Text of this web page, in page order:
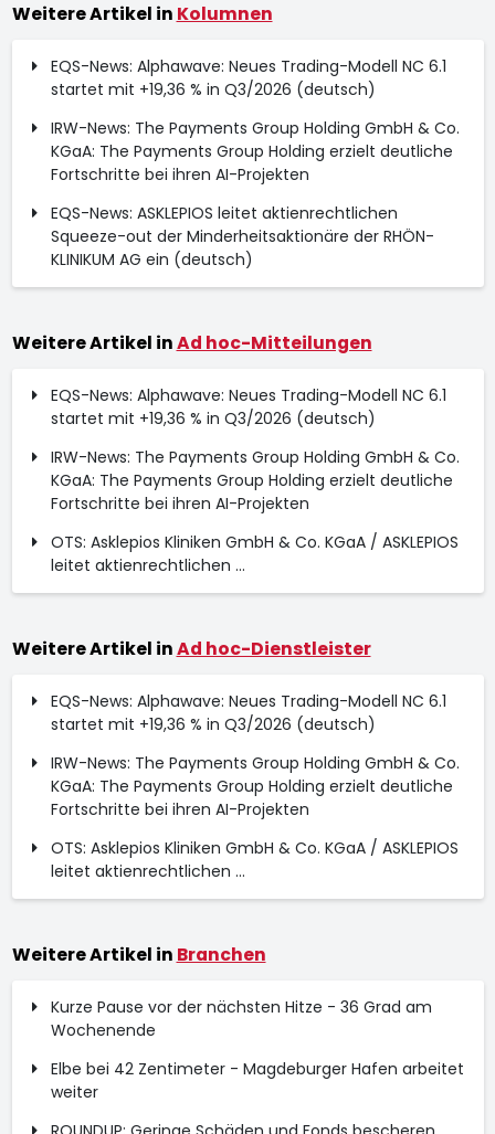
Weitere Artikel in Kolumnen
EQS-News: Alphawave: Neues Trading-Modell NC 6.1
startet mit +19,36 % in Q3/2026 (deutsch)
IRW-News: The Payments Group Holding GmbH & Co.
KGaA: The Payments Group Holding erzielt deutliche
Fortschritte bei ihren AI-Projekten
EQS-News: ASKLEPIOS leitet aktienrechtlichen
Squeeze-out der Minderheitsaktionäre der RHÖN-
KLINIKUM AG ein (deutsch)
Weitere Artikel inAd hoc-Mitteilungen
EQS-News: Alphawave: Neues Trading-Modell NC 6.1
startet mit +19,36 % in Q3/2026 (deutsch)
IRW-News: The Payments Group Holding GmbH & Co.
KGaA: The Payments Group Holding erzielt deutliche
Fortschritte bei ihren AI-Projekten
OTS: Asklepios Kliniken GmbH & Co. KGaA / ASKLEPIOS
leitet aktienrechtlichen ...
Weitere Artikel inAd hoc-Dienstleister
EQS-News: Alphawave: Neues Trading-Modell NC 6.1
startet mit +19,36 % in Q3/2026 (deutsch)
IRW-News: The Payments Group Holding GmbH & Co.
KGaA: The Payments Group Holding erzielt deutliche
Fortschritte bei ihren AI-Projekten
OTS: Asklepios Kliniken GmbH & Co. KGaA / ASKLEPIOS
leitet aktienrechtlichen ...
Weitere Artikel in Branchen
Kurze Pause vor der nächsten Hitze - 36 Grad am
Wochenende
Elbe bei 42 Zentimeter - Magdeburger Hafen arbeitet
weiter